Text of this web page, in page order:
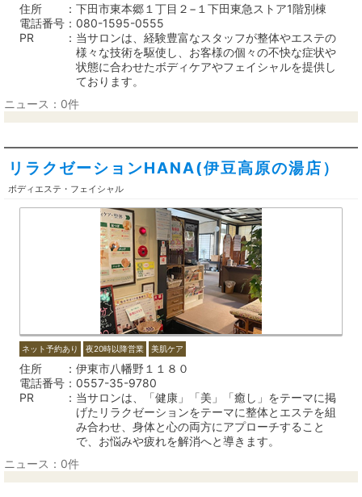
住所
下田市東本郷１丁目２−１下田東急ストア1階別棟
電話番号
080-1595-0555
PR
当サロンは、経験豊富なスタッフが整体やエステの
様々な技術を駆使し、お客様の個々の不快な症状や
状態に合わせたボディケアやフェイシャルを提供し
ております。
ニュース：0件
リラクゼーションHANA(伊豆高原の湯店）
ボディエステ・フェイシャル
ネット予約あり 夜20時以降営業 美肌ケア
住所
伊東市八幡野１１８０
電話番号
0557-35-9780
PR
当サロンは、「健康」「美」「癒し」をテーマに掲
げたリラクゼーションをテーマに整体とエステを組
み合わせ、身体と心の両方にアプローチすること
で、お悩みや疲れを解消へと導きます。
ニュース：0件